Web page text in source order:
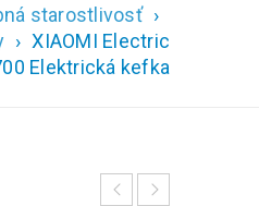
starostlivosť ›
› XIAOMI Electric
Elektrická kefka